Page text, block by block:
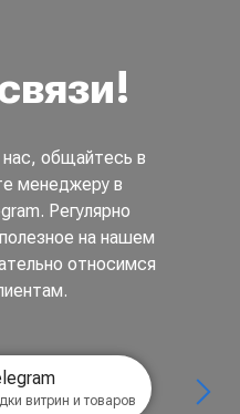
общайтесь в
менеджеру в
Регулярно
на нашем
относимся
витрин и товаров